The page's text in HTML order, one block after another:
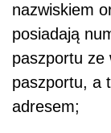
nazwiskiem
posiadają
paszportu ze
paszportu, a
adresem;